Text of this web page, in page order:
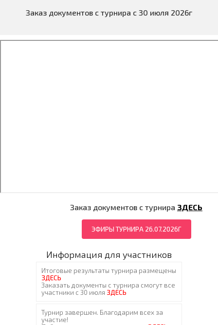
Заказ документов с турнира с 30 июля 2026г
Заказ документов с турнира ЗДЕСЬ
ЭФИРЫ ТУРНИРА 26.07.2026Г
Информация для участников